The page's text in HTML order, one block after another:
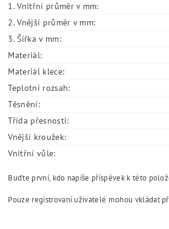
1. Vnitřní průměr v mm:
2. Vnější průměr v mm:
3. Šířka v mm:
Materiál:
Materiál klece:
Teplotní rozsah:
Těsnění:
Třída přesnosti:
Vnější kroužek:
Vnitřní vůle:
Buďte první, kdo napíše příspěvek k této
Pouze registrovaní uživatelé mohou vkládat